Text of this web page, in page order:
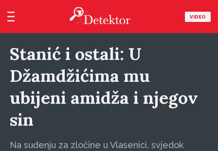
VIDEO
Stanić i ostali: U
Džamdžićima mu
ubijeni amidža i njegov
sin
Na suđenju za zločine u Vlasenici, svjedok